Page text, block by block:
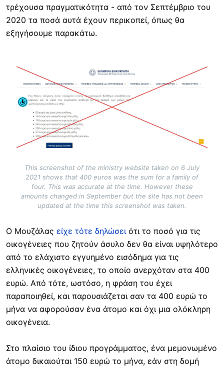
τρέχουσα πραγματικότητα - από τον Σεπτέμβριο του
2020 τα ποσά αυτά έχουν περικοπεί, όπως θα
εξηγήσουμε παρακάτω.
Image
This screenshot of the ministry website taken on 6 July
2021 shows that 400 euros was the sum for a family of
four. This was accurate at the time. However these
amounts changed in September but the site has not been
updated at the time this screenshot was taken.
Ο Μουζάλας είχε τότε δηλώσει ότι το ποσό για τις
οικογένειες που ζητούν άσυλο δεν θα είναι υψηλότερο
από το ελάχιστο εγγυημένο εισόδημα για τις
ελληνικές οικογένειες, το οποίο ανερχόταν στα 400
ευρώ. Από τότε, ωστόσο, η φράση του έχει
παραποιηθεί, και παρουσιάζεται σαν τα 400 ευρώ το
μήνα να αφορούσαν ένα άτομο και όχι μια ολόκληρη
οικογένεια.
Στο πλαίσιο του ίδιου προγράμματος, ένα μεμονωμένο
άτομο δικαιούται 150 ευρώ το μήνα, εάν στη δομή